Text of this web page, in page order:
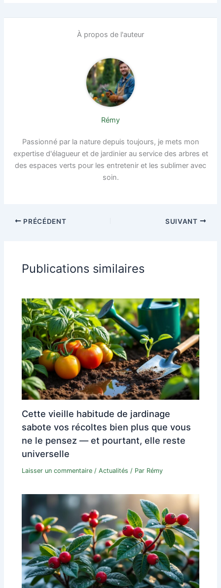
À propos de l'auteur
Rémy
Passionné par la nature depuis toujours, je mets mon
expertise d'élagueur et de jardinier au service des arbres et
des espaces verts pour les entretenir et les sublimer avec
soin.
PRÉCÉDENT SUIVANT
Publications similaires
Cette vieille habitude de jardinage
sabote vos récoltes bien plus que vous
ne le pensez — et pourtant, elle reste
universelle
Laisser un commentaire /Actualités / Par Rémy